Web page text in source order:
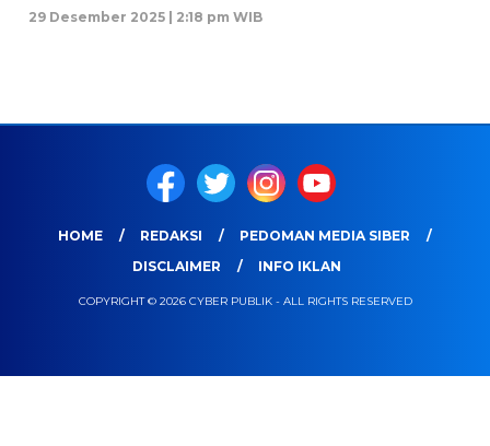
29 Desember 2025 | 2:18 pm WIB
HOME REDAKSI
PEDOMAN MEDIA SIBER
DISCLAIMER
INFO IKLAN
COPYRIGHT © 2026 CYBER PUBLIK - ALL RIGHTS RESERVED